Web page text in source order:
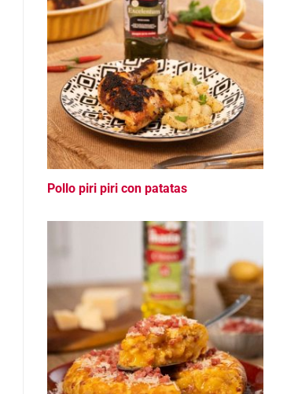
Pollo piri piri con patatas